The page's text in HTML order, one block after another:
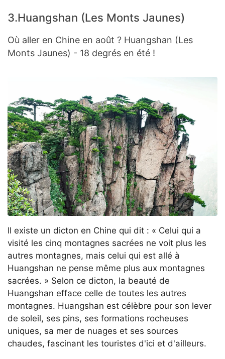
3.Huangshan (Les Monts Jaunes)
Où aller en Chine en août ? Huangshan (Les
Monts Jaunes) - 18 degrés en été !
Il existe un dicton en Chine qui dit : « Celui qui a
visité les cinq montagnes sacrées ne voit plus les
autres montagnes, mais celui qui est allé à
Huangshan ne pense même plus aux montagnes
sacrées. » Selon ce dicton, la beauté de
Huangshan efface celle de toutes les autres
montagnes. Huangshan est célèbre pour son lever
de soleil, ses pins, ses formations rocheuses
uniques, sa mer de nuages et ses sources
chaudes, fascinant les touristes d'ici et d'ailleurs.